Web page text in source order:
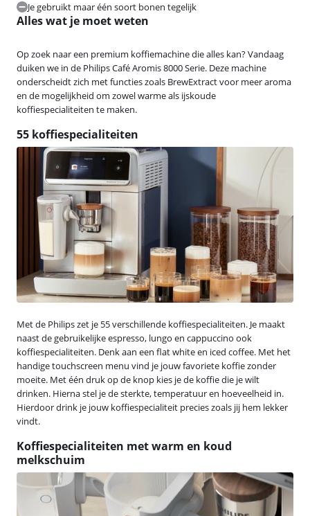
Je gebruikt maar één soort bonen tegelijk
Alles wat je moet weten
Op zoek naar een premium koffiemachine die alles kan? Vandaag
duiken we in de Philips Café Aromis 8000 Serie. Deze machine
onderscheidt zich met functies zoals BrewExtract voor meer aroma
en de mogelijkheid om zowel warme als ijskoude
koffiespecialiteiten te maken.
55 koffiespecialiteiten
Met de Philips zet je 55 verschillende koffiespecialiteiten. Je maakt
naast de gebruikelijke espresso, lungo en cappuccino ook
koffiespecialiteiten. Denk aan een flat white en iced coffee. Met het
handige touchscreen menu vind je jouw favoriete koffie zonder
moeite. Met één druk op de knop kies je de koffie die je wilt
drinken. Hierna stel je de sterkte, temperatuur en hoeveelheid in.
Hierdoor drink je jouw koffiespecialiteit precies zoals jij hem lekker
vindt.
Koffiespecialiteiten met warm en koud
melkschuim